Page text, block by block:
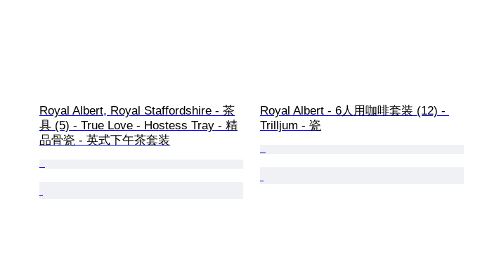
Royal Albert, Royal Staffordshire - 茶
具 (5) - True Love - Hostess Tray - 精
品骨瓷 - 英式下午茶套装
Royal Albert - 6人用咖啡套装 (12) -
Trilljum - 瓷